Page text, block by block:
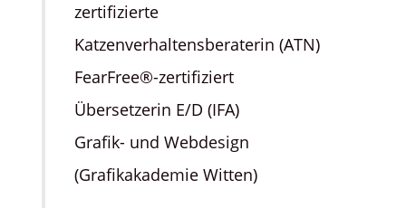
zertifizierte
Katzenverhaltensberaterin (ATN)
FearFree®-zertifiziert
Übersetzerin E/D (IFA)
Grafik- und Webdesign
(Grafikakademie Witten)